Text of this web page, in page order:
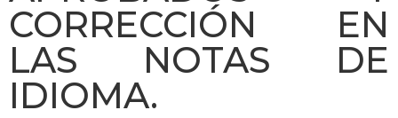
CORRECCIÓN EN
LAS NOTAS DE
IDIOMA.